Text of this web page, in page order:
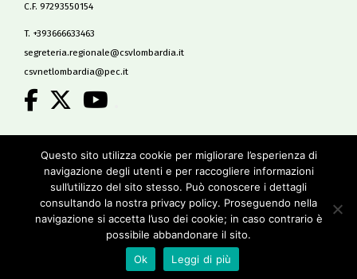
C.F. 97293550154
T. +393666633463
segreteria.regionale@csvlombardia.it
csvnetlombardia@pec.it
Questo sito utilizza cookie per migliorare l’esperienza di
navigazione degli utenti e per raccogliere informazioni
sull’utilizzo del sito stesso. Può conoscere i dettagli
consultando la nostra privacy policy. Proseguendo nella
navigazione si accetta l’uso dei cookie; in caso contrario è
possibile abbandonare il sito.
Ok
Leggi di più